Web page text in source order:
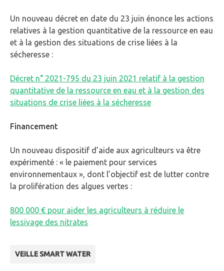
Un nouveau décret en date du 23 juin énonce les actions
relatives à la gestion quantitative de la ressource en eau
et à la gestion des situations de crise liées à la
sécheresse :
Décret n° 2021-795 du 23 juin 2021 relatif à la gestion
quantitative de la ressource en eau et à la gestion des
situations de crise liées à la sécheresse
Financement
Un nouveau dispositif d’aide aux agriculteurs va être
expérimenté : « le paiement pour services
environnementaux », dont l’objectif est de lutter contre
la prolifération des algues vertes :
800 000 € pour aider les agriculteurs à réduire le
lessivage des nitrates
VEILLE SMART WATER